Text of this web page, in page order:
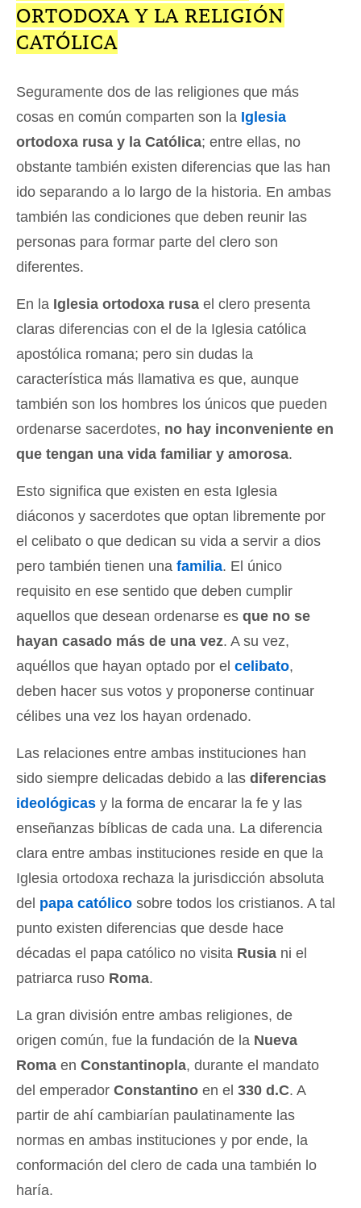
ORTODOXA Y LA RELIGIÓN
CATÓLICA
Seguramente dos de las religiones que más
cosas en común comparten son la Iglesia
ortodoxa rusa y la Católica; entre ellas, no
obstante también existen diferencias que las han
ido separando a lo largo de la historia. En ambas
también las condiciones que deben reunir las
personas para formar parte del clero son
diferentes.
En la Iglesia ortodoxa rusa el clero presenta
claras diferencias con el de la Iglesia católica
apostólica romana; pero sin dudas la
característica más llamativa es que, aunque
también son los hombres los únicos que pueden
ordenarse sacerdotes, no hay inconveniente en
que tengan una vida familiar y amorosa.
Esto significa que existen en esta Iglesia
diáconos y sacerdotes que optan libremente por
el celibato o que dedican su vida a servir a dios
pero también tienen una familia. El único
requisito en ese sentido que deben cumplir
aquellos que desean ordenarse es que no se
hayan casado más de una vez. A su vez,
aquéllos que hayan optado por el celibato,
deben hacer sus votos y proponerse continuar
célibes una vez los hayan ordenado.
Las relaciones entre ambas instituciones han
sido siempre delicadas debido a las diferencias
ideológicas y la forma de encarar la fe y las
enseñanzas bíblicas de cada una. La diferencia
clara entre ambas instituciones reside en que la
Iglesia ortodoxa rechaza la jurisdicción absoluta
del papa católico sobre todos los cristianos. A tal
punto existen diferencias que desde hace
décadas el papa católico no visita Rusia ni el
patriarca ruso Roma.
La gran división entre ambas religiones, de
origen común, fue la fundación de la Nueva
Roma en Constantinopla, durante el mandato
del emperador Constantino en el 330 d.C. A
partir de ahí cambiarían paulatinamente las
normas en ambas instituciones y por ende, la
conformación del clero de cada una también lo
haría.